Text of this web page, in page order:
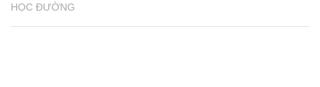
HỌC ĐƯỜNG